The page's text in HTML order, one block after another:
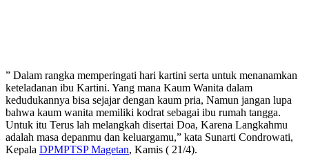
” Dalam rangka memperingati hari kartini serta untuk menanamkan
keteladanan ibu Kartini. Yang mana Kaum Wanita dalam
kedudukannya bisa sejajar dengan kaum pria, Namun jangan lupa
bahwa kaum wanita memiliki kodrat sebagai ibu rumah tangga.
Untuk itu Terus lah melangkah disertai Doa, Karena Langkahmu
adalah masa depanmu dan keluargamu,” kata Sunarti Condrowati,
Kepala DPMPTSP Magetan, Kamis ( 21/4).